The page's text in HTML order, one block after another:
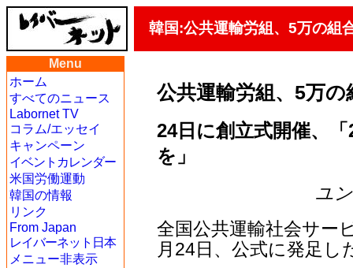
韓国:公共運輸労組、5万の組
Menu
ホーム
すべてのニュース
Labornet TV
コラム/エッセイ
キャンペーン
イベントカレンダー
米国労働運動
韓国の情報
リンク
From Japan
レイバーネット日本
メニュー非表示
公共運輸労組、5万
24日に創立式開催、
を」
ユ
全国公共運輸社会サー
月24日、公式に発足し